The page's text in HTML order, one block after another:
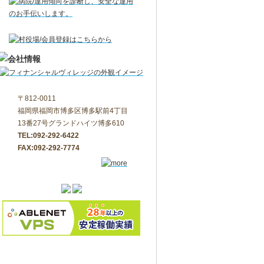
〒812-0011
福岡県福岡市博多区博多駅前4丁目
13番27号グランドハイツ博多610
TEL:092-292-6422
FAX:092-292-7774